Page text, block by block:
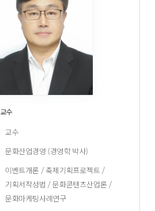
학과동영상
교수
교수
문화산업경영 (경영학 박사)
이벤트개론 / 축제기획프로젝트 /
기획서작성법 / 문화콘텐츠산업론 /
문화마케팅사례연구